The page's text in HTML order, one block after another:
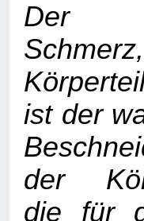
Der
ist der
der
die für